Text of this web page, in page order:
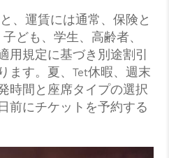
、運賃には通常、保険と
ども、学生、高齢者、
用規定に基づき別途割引
ます。夏、Tet休暇、週末
時間と座席タイプの選択
前にチケットを予約する